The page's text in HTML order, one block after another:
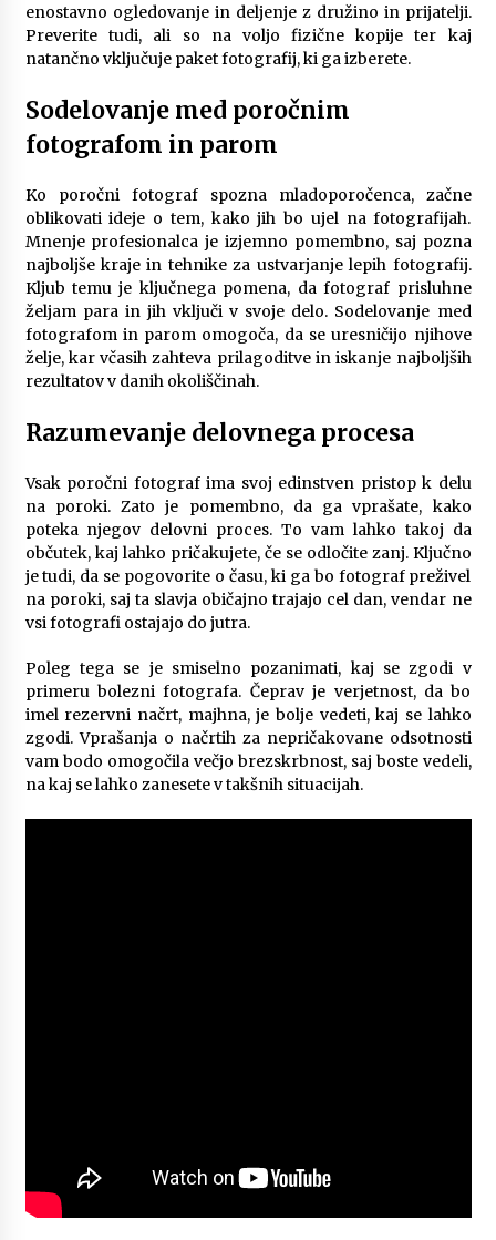
enostavno ogledovanje in deljenje z družino in prijatelji.
Preverite tudi, ali so na voljo fizične kopije ter kaj
natančno vključuje paket fotografij, ki ga izberete.
Sodelovanje med poročnim
fotografom in parom
Ko poročni fotograf spozna mladoporočenca, začne
oblikovati ideje o tem, kako jih bo ujel na fotografijah.
Mnenje profesionalca je izjemno pomembno, saj pozna
najboljše kraje in tehnike za ustvarjanje lepih fotografij.
Kljub temu je ključnega pomena, da fotograf prisluhne
željam para in jih vključi v svoje delo. Sodelovanje med
fotografom in parom omogoča, da se uresničijo njihove
želje, kar včasih zahteva prilagoditve in iskanje najboljših
rezultatov v danih okoliščinah.
Razumevanje delovnega procesa
Vsak poročni fotograf ima svoj edinstven pristop k delu
na poroki. Zato je pomembno, da ga vprašate, kako
poteka njegov delovni proces. To vam lahko takoj da
občutek, kaj lahko pričakujete, če se odločite zanj. Ključno
je tudi, da se pogovorite o času, ki ga bo fotograf preživel
na poroki, saj ta slavja običajno trajajo cel dan, vendar ne
vsi fotografi ostajajo do jutra.
Poleg tega se je smiselno pozanimati, kaj se zgodi v
primeru bolezni fotografa. Čeprav je verjetnost, da bo
imel rezervni načrt, majhna, je bolje vedeti, kaj se lahko
zgodi. Vprašanja o načrtih za nepričakovane odsotnosti
vam bodo omogočila večjo brezskrbnost, saj boste vedeli,
na kaj se lahko zanesete v takšnih situacijah.